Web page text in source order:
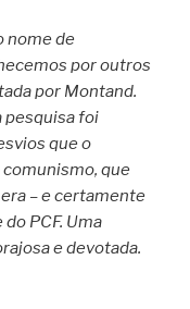
nome de
por outros
por Montand.
pesquisa foi
que o
que
– e certamente
PCF. Uma
e devotada.